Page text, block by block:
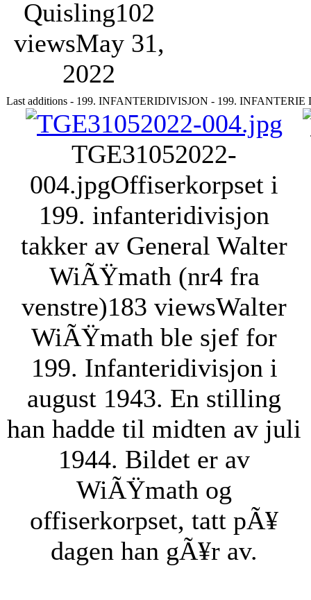
Quisling102
viewsMay 31,
2022
Last additions - 199. INFANTERIDIVISJON - 199.
TGE31052022-
004.jpgOffiserkorpset i
199. infanteridivisjon
takker av General Walter
WiÃŸmath (nr4 fra
venstre)183 viewsWalter
WiÃŸmath ble sjef for
199. Infanteridivisjon i
august 1943. En stilling
han hadde til midten av juli
1944. Bildet er av
WiÃŸmath og
offiserkorpset, tatt pÃ¥
dagen han gÃ¥r av.